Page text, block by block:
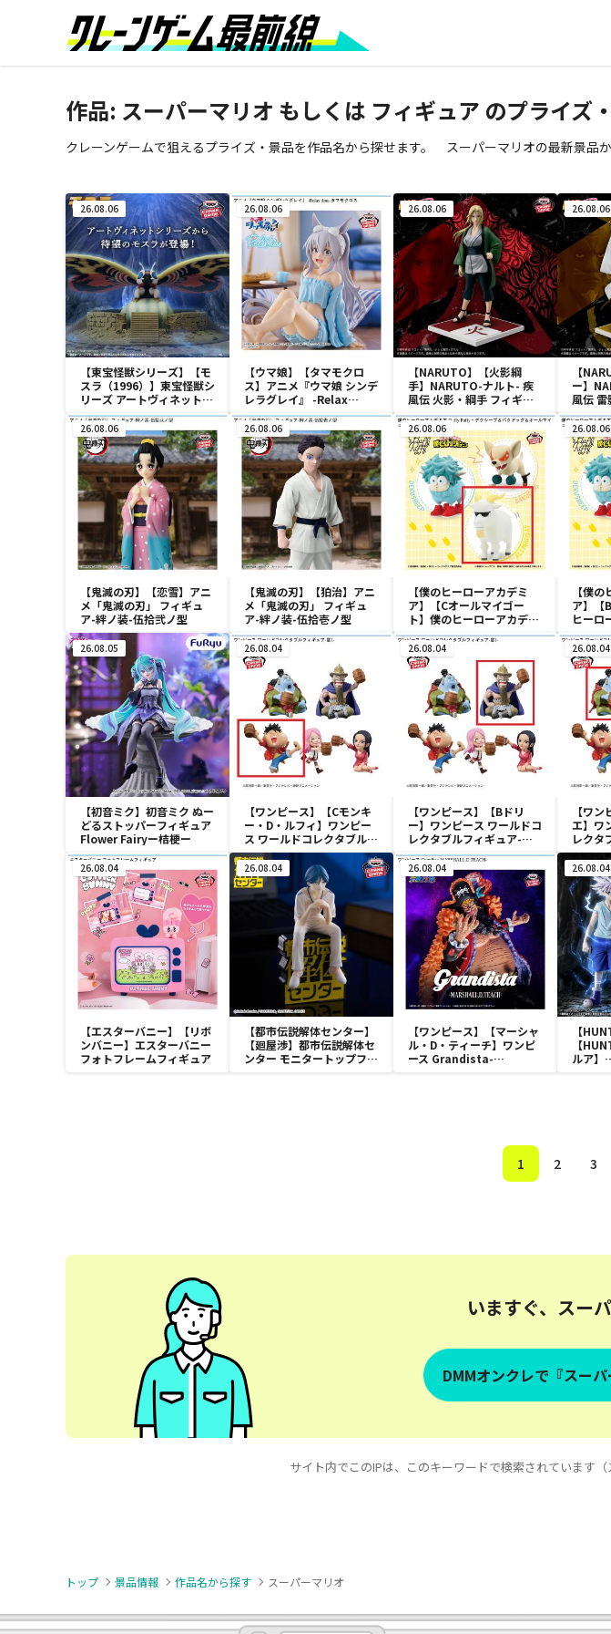
作品: スーパーマリオ もしくは フィギュア のプライズ
クレーンゲームで狙えるプライズ・景品を作品名から探せます。 スーパーマリオの最新景品
26.08.06
【東宝怪獣シリーズ】【モ
スラ（1996）】東宝怪獣シ
リーズ アートヴィネット
モスラ（1996）
26.08.06
【ウマ娘】【タマモクロ
ス】アニメ『ウマ娘 シンデ
レラグレイ』 -Relax
time-タマモクロス
26.08.06
【NARUTO】【火影綱
手】NARUTO-ナルト- 疾
風伝 火影・綱手 フィギュ
ア～五影集結…!!～
26.08.06
【
ー】
風伝 雷
ア～五
26.08.06
【鬼滅の刃】【恋雪】アニ
メ「鬼滅の刃」 フィギュ
ア-絆ノ装-伍拾弐ノ型
26.08.06
【鬼滅の刃】【狛治】アニ
メ「鬼滅の刃」 フィギュ
ア-絆ノ装-伍拾壱ノ型
26.08.06
【僕のヒーローアカデミ
ア】【Cオールマイゴー
ト】僕のヒーローアカデミ
ア Fluffy Puffy～デクシー
プ＆バクドッグ＆オールマ
イゴート～
26.08.06
【僕
ア】【
ヒーロ
Puffy
ドッグ
～
26.08.05
【初音ミク】初音ミク ぬー
どるストッパーフィギュア
Flower Fairyー桔梗ー
26.08.04
【ワンピース】【Cモンキ
ー・D・ルフィ】ワンピー
ス ワールドコレクタブルフ
ィギュア-宴1-
26.08.04
【ワンピース】【Bドリ
ー】ワンピース ワールドコ
レクタブルフィギュア-宴
1-
26.08.04
【ワ
エ】ワ
レクタ
1-
26.08.04
【エスターバニー】【リボ
ンバニー】エスターバニー
フォトフレームフィギュア
26.08.04
【都市伝説解体センター】
【廻屋渉】都市伝説解体セ
ンター モニタートップフィ
26.08.04
【ワンピース】【マーシャ
ル・D・ティーチ】ワンピ
ース Grandista-
26.08.04
【
【
ルア】
1 2 3
いますぐ、スー
DMMオンクレで『スー
サイト内でこのIPは、このキーワードで検索されています
トップ 景品情報 作品名から探す スーパーマリオ